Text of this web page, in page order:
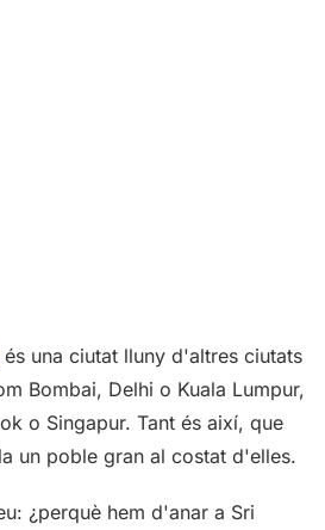
és una ciutat lluny d'altres ciutats
Bombai, Delhi o Kuala Lumpur,
o Singapur. Tant és així, que
un poble gran al costat d'elles.
¿perquè hem d'anar a Sri